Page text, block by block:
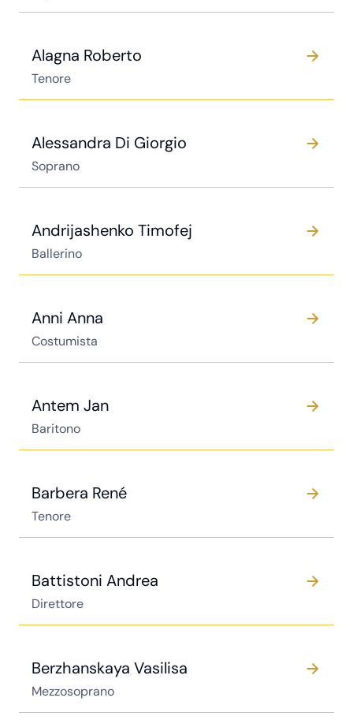
Alagna Roberto
Tenore
Alessandra Di Giorgio
Soprano
Andrijashenko Timofej
Ballerino
Anni Anna
Costumista
Antem Jan
Baritono
Barbera René
Tenore
Battistoni Andrea
Direttore
Berzhanskaya Vasilisa
Mezzosoprano